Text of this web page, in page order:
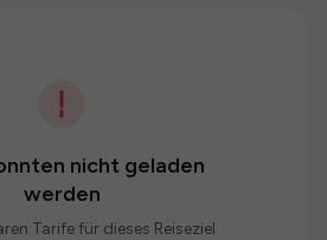
nicht geladen
werden
Tarife für dieses Reiseziel